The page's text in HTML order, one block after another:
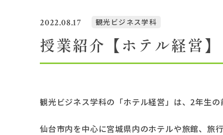
2022.08.17 観光ビジネス学科
授業紹介【ホテル経営】
観光ビジネス学科の「ホテル経営」は、2年生
仙台市内を中心に宮城県内のホテルや旅館、旅